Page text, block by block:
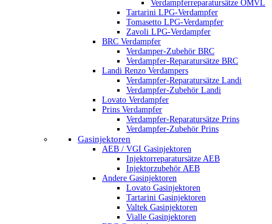
Verdampferreparatursätze OMVL
Tartarini LPG-Verdampfer
Tomasetto LPG-Verdampfer
Zavoli LPG-Verdampfer
BRC Verdampfer
Verdamper-Zubehör BRC
Verdampfer-Reparatursätze BRC
Landi Renzo Verdampers
Verdampfer-Reparatursätze Landi
Verdampfer-Zubehör Landi
Lovato Verdampfer
Prins Verdampfer
Verdampfer-Reparatursätze Prins
Verdampfer-Zubehör Prins
Gasinjektoren
AEB / VGI Gasinjektoren
Injektorreparatursätze AEB
Injektorzubehör AEB
Andere Gasinjektoren
Lovato Gasinjektoren
Tartarini Gasinjektoren
Valtek Gasinjektoren
Vialle Gasinjektoren